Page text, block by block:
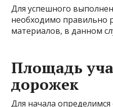
Для успешного
необходимо правильно
материалов, в данном
Площадь
дорожек
Для начала